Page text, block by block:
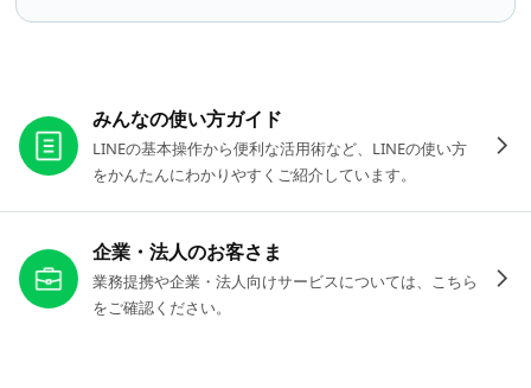
みんなの使い方ガイド
LINEの基本操作から便利な活用術など、LINEの使い方
をかんたんにわかりやすくご紹介しています。
企業・法人のお客さま
業務提携や企業・法人向けサービスについては、こちら
をご確認ください。